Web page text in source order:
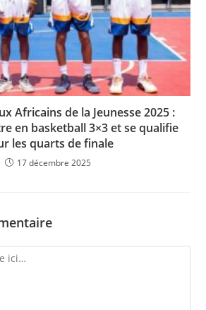
Africains de la Jeunesse 2025 :
en basketball 3×3 et se qualifie
les quarts de finale
17 décembre 2025